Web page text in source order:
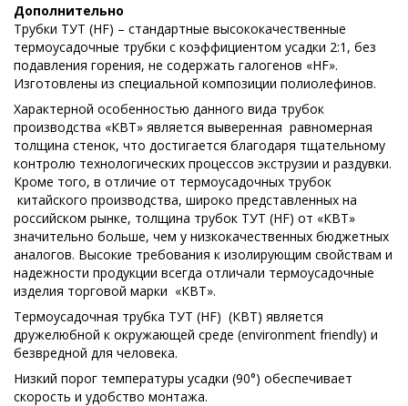
Дополнительно
Трубки ТУТ (HF) – стандартные высококачественные
термоусадочные трубки с коэффициентом усадки 2:1, без
подавления горения, не содержать галогенов «HF».
Изготовлены из специальной композиции полиолефинов.
Характерной особенностью данного вида трубок
производства «КВТ» является выверенная равномерная
толщина стенок, что достигается благодаря тщательному
контролю технологических процессов экструзии и раздувки.
Кроме того, в отличие от термоусадочных трубок
китайского производства, широко представленных на
российском рынке, толщина трубок ТУТ (HF) от «КВТ»
значительно больше, чем у низкокачественных бюджетных
аналогов. Высокие требования к изолирующим свойствам и
надежности продукции всегда отличали термоусадочные
изделия торговой марки «КВТ».
Термоусадочная трубка ТУТ (HF) (КВТ) является
дружелюбной к окружающей среде (environment friendly) и
безвредной для человека.
Низкий порог температуры усадки (90°) обеспечивает
скорость и удобство монтажа.